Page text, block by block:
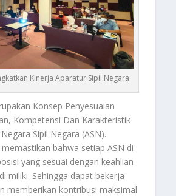
Kinerja Aparatur Sipil Negara
Konsep Penyesuaian
Kompetensi Dan Karakteristik
Sipil Negara (ASN).
bahwa setiap ASN di
yang sesuai dengan keahlian
miliki. Sehingga dapat bekerja
memberikan kontribusi maksimal